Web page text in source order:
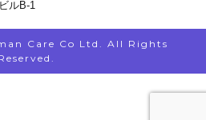
ルB-1
Care Co Ltd. All Rights